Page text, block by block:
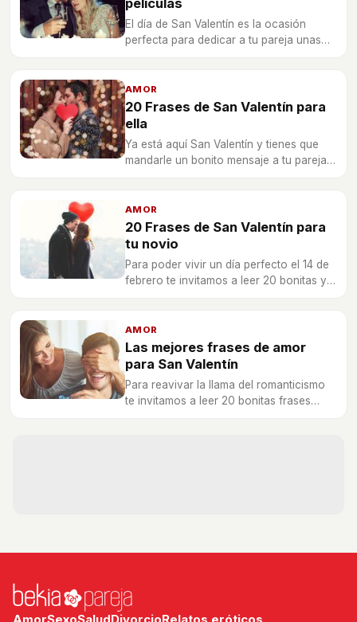
El día de San Valentín es la ocasión
perfecta para dedicar a tu pareja unas
AMOR
20 Frases de San Valentín para
ella
Ya está aquí San Valentín y tienes que
mandarle un bonito mensaje a tu pareja
conquistarla a ella.
AMOR
20 Frases de San Valentín para
tu novio
Para poder vivir un día perfecto el 14 de
febrero te invitamos a leer 20 bonitas y
novio.
AMOR
Las mejores frases de amor
para San Valentín
Para reavivar la llama del romanticismo
te invitamos a leer 20 bonitas frases